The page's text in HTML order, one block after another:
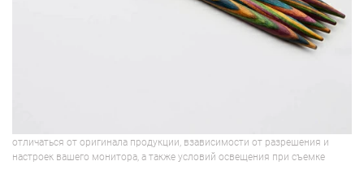
отличаться от оригинала продукции, взависимости от разрешения и
настроек вашего монитора, а также условий освещения при съемке